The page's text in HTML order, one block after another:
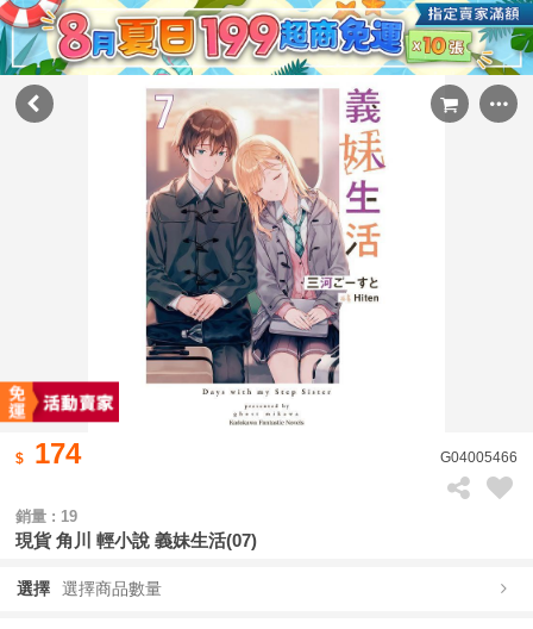
174 G04005466
銷量 : 19
現貨 角川 輕小說 義妹生活(07)
選擇 選擇商品數量